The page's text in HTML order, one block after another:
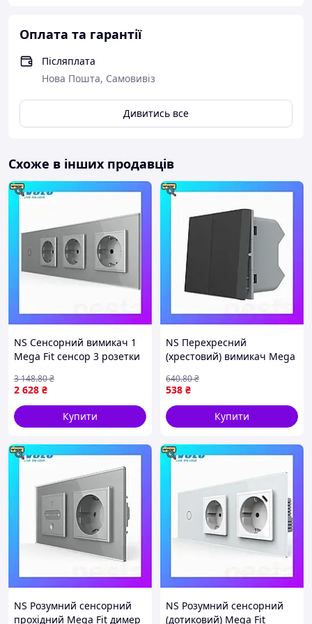
Оплата та гарантії
Післяплата
Нова Пошта, Самовивіз
Дивитись все
Схоже в інших продавців
NS Сенсорний вимикач 1
Mega Fit сенсор 3 розетки
C701/C7C3EU-15) Nes22/Q
2 628 ₴
3 148.80₴
Купити
NS Перехресний
(хрестовий) вимикач Mega
чорний, модуль без
рамки(VL-FCMM10A-1
Nes22/Q
538 ₴
640.80₴
Купити
NS Розумний сенсорний
прохідний Mega Fit димер
NS Розумний сенсорний
(дотиковий) Mega Fit